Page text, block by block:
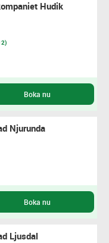
Hudik
Boka nu
Njurunda
Boka nu
Ljusdal